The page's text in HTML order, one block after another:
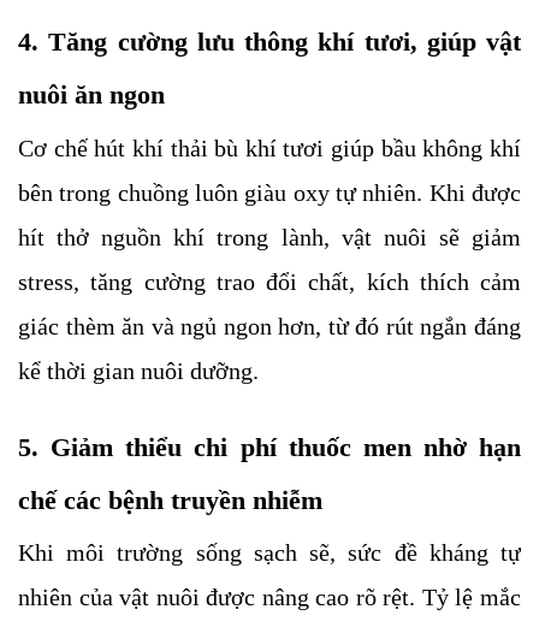
4. Tăng cường lưu thông khí tươi, giúp vật
nuôi ăn ngon
Cơ chế hút khí thải bù khí tươi giúp bầu không khí
bên trong chuồng luôn giàu oxy tự nhiên. Khi được
hít thở nguồn khí trong lành, vật nuôi sẽ giảm
stress, tăng cường trao đổi chất, kích thích cảm
giác thèm ăn và ngủ ngon hơn, từ đó rút ngắn đáng
kể thời gian nuôi dưỡng.
5. Giảm thiểu chi phí thuốc men nhờ hạn
chế các bệnh truyền nhiễm
Khi môi trường sống sạch sẽ, sức đề kháng tự
nhiên của vật nuôi được nâng cao rõ rệt. Tỷ lệ mắc